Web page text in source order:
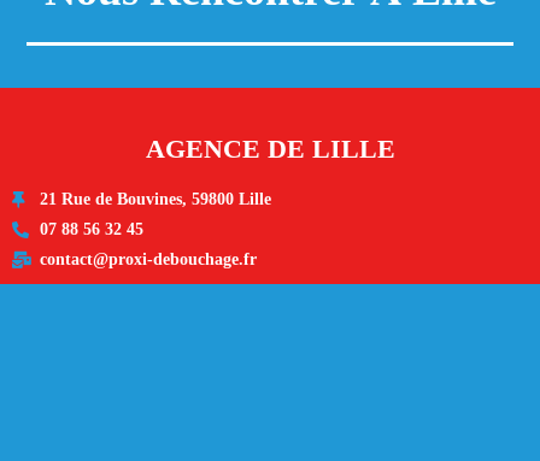
AGENCE DE LILLE
21 Rue de Bouvines, 59800 Lille
07 88 56 32 45
contact@proxi-debouchage.fr